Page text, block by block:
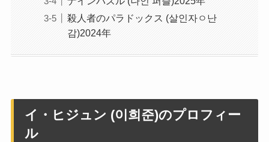
殺人者のパラドックス (살인자ㅇ난
감)2024年
イ・ヒジュン (이희준)のプロフィー
ル